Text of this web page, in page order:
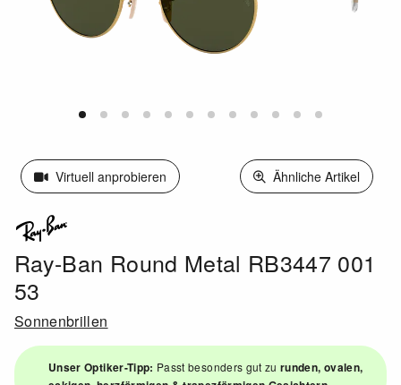
Virtuell anprobieren Ähnliche Artikel
Ray-Ban Round Metal RB3447 001
53
Sonnenbrillen
Unser Optiker-Tipp: Passt besonders gut zurunden, ovalen,